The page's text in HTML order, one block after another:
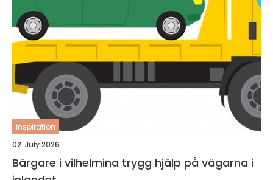
inspiration
02. July 2026
Bärgare i vilhelmina trygg hjälp på vägarna i